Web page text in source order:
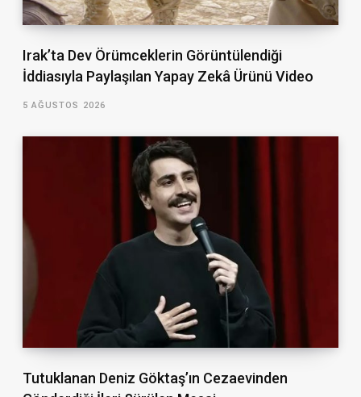
Irak’ta Dev Örümceklerin Görüntülendiği
İddiasıyla Paylaşılan Yapay Zekâ Ürünü Video
5 AĞUSTOS 2026
Tutuklanan Deniz Göktaş’ın Cezaevinden